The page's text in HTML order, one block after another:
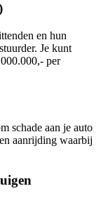
en hun
Je kunt
per
schade aan je auto
aanrijding waarbij